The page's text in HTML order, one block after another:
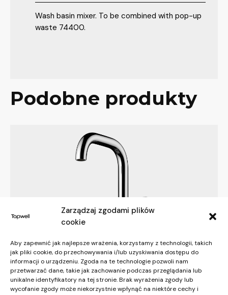
Zarządzaj zgodami plików
cookie
Aby zapewnić jak najlepsze wrażenia, korzystamy z technologii, takich
jak pliki cookie, do przechowywania i/lub uzyskiwania dostępu do
informacji o urządzeniu. Zgoda na te technologie pozwoli nam
przetwarzać dane, takie jak zachowanie podczas przeglądania lub
unikalne identyfikatory na tej stronie. Brak wyrażenia zgody lub
wycofanie zgody może niekorzystnie wpłynąć na niektóre cechy i
Wash basin mixer. To be combined with pop-up
waste 74400.
Podobne produkty
Arm